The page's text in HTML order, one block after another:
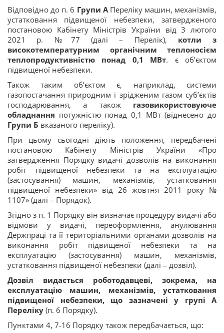
Відповідно до п. 6 Групи АПереліку машин, механізмів,
устатковання підвищеної небезпеки, затвердженого
постановою Кабінету Міністрів України від 3 лютого
2021 р. №77 (далі – Перелік), котли з
високотемпературним органічним теплоносієм
теплопродуктивністю понад 0,1 МВт. є об’єктом
підвищеної небезпеки.
Також таким об’єктом є, наприклад, системи
газопостачання природним і зрідженим газом суб’єктів
господарювання, а також газовикористовуюче
обладнання потужністю понад 0,1 МВт (віднесено до
Групи Б вказаного переліку).
При цьому сьогодні діють положення, передбачені
постановою Кабінету Міністрів України «Про
затвердження Порядку видачі дозволів на виконання
робіт підвищеної небезпеки та на експлуатацію
(застосування) машин, механізмів, устатковання
підвищеної небезпеки» від 26 жовтня 2011 року №
1107» (далі – Порядок).
Згідно з п. 1 Порядку він визначає процедуру видачі або
відмови у видачі, переоформлення, анулювання
Держпраці та її територіальними органами дозволів на
виконання робіт підвищеної небезпеки та на
експлуатацію (застосування) машин, механізмів,
устатковання підвищеної небезпеки (далі – дозвіл).
Дозвіл видається роботодавцеві, зокрема, на
експлуатацію машин, механізмів, устатковання
підвищеної небезпеки, що зазначені у групі А
Переліку (п. 6 Порядку).
Пунктами 4, 7-16 Порядку також передбачається, що: